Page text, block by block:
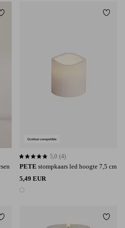
Toevoegen aan favorieten
PETE stompkaars led hoogte 7,5 cm
5,49 EUR
1 kleur
5,0 op basis van 4 beoordelingen
5,0 (4)
Toevoegen aan favorieten